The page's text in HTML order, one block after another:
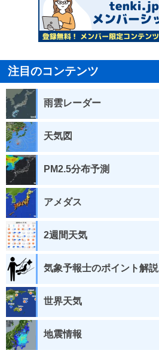
注目のコンテンツ
雨雲レーダー
天気図
PM2.5分布予測
アメダス
2週間天気
気象予報士のポイント解説
世界天気
地震情報